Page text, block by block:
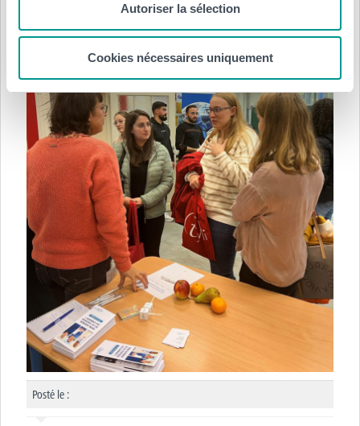
Autoriser la sélection
Cookies nécessaires uniquement
Posté le :